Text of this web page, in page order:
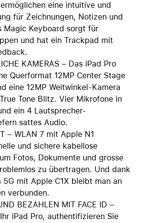
eine intuitive und
für Zeichnungen, Notizen und
Magic Keyboard sorgt für
und hat ein Trackpad mit
KAMERAS – Das iPad Pro
Querformat 12MP Center Stage
eine 12MP Weitwinkel-Kamera
Tone Blitz. Vier Mikrofone in
ein 4 Lautsprecher-
sattes Audio.
– WLAN 7 mit Apple N1
und sichere kabellose
Fotos, Dokumente und grosse
zu übertragen. Und dank
5G mit Apple C1X bleibt man an
verbunden.
BEZAHLEN MIT FACE ID –
iPad Pro, authentifizieren Sie